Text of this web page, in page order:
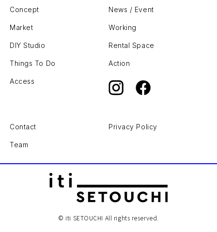
Concept News / Event
Market Working
DIY Studio Rental Space
Things To Do Action
Access
Contact Privacy Policy
Team
© iti SETOUCHI All rights reserved.